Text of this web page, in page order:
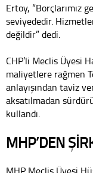
Ertoy, “Borçlarımız
seviyededir.
değildir” dedi.
CHP’li Meclis Üyesi
maliyetlere rağmen
anlayışından taviz
aksatılmadan
kullandı.
MHP’DEN